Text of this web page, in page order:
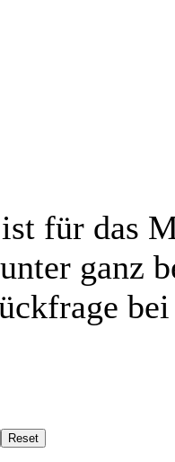
für das
ganz